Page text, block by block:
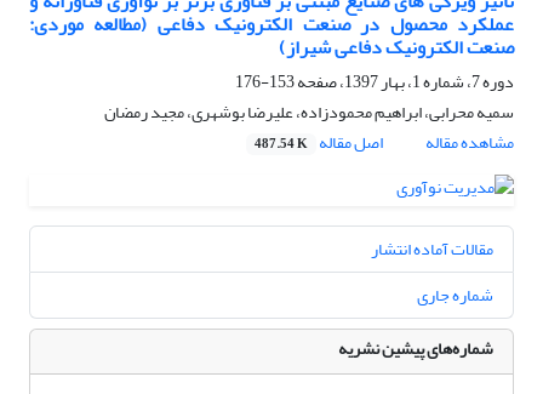
عملکرد محصول در صنعت الکترونیک دفاعی (مطالعه موردی:
صنعت الکترونیک دفاعی شیراز)
دوره 7، شماره 1، بهار 1397، صفحه
153-176
سمیه محرابی، ابراهیم محمودزاده، علیرضا بوشهری، مجید رمضان
مشاهده مقاله
اصل مقاله 487.54 K
مقالات آماده انتشار
شماره جاری
شماره‌های پیشین نشریه